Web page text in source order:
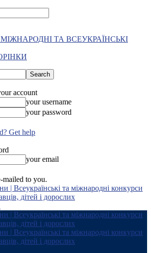
ТА ВСЕУКРАЇНСЬКІ
account
your username
your password
Get help
your email
mailed to you.